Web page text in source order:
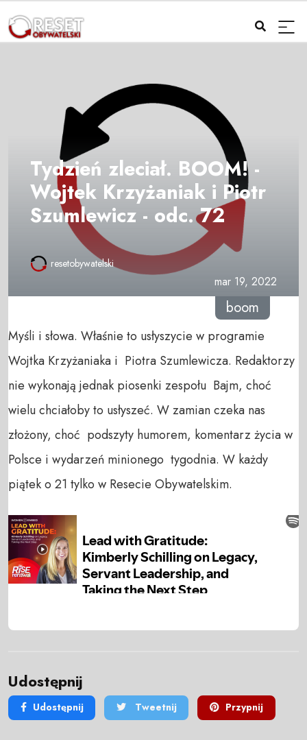
Tydzień zleciał. BOOM! -
Wojtek Krzyżaniak i Piotr
Szumlewicz - odc. 72
resetobywatelski
mar 19, 2022
boom
Myśli i słowa. Właśnie to usłyszycie w programie
Wojtka Krzyżaniaka i Piotra Szumlewicza. Redaktorzy
nie wykonają jednak piosenki zespołu Bajm, choć
wielu chciałoby to usłyszeć. W zamian czeka nas
złożony, choć podszyty humorem, komentarz życia w
Polsce i wydarzeń minionego tygodnia. W każdy
piątek o 21 tylko w Resecie Obywatelskim.
Udostępnij
Udostępnij Tweetnij Przypnij